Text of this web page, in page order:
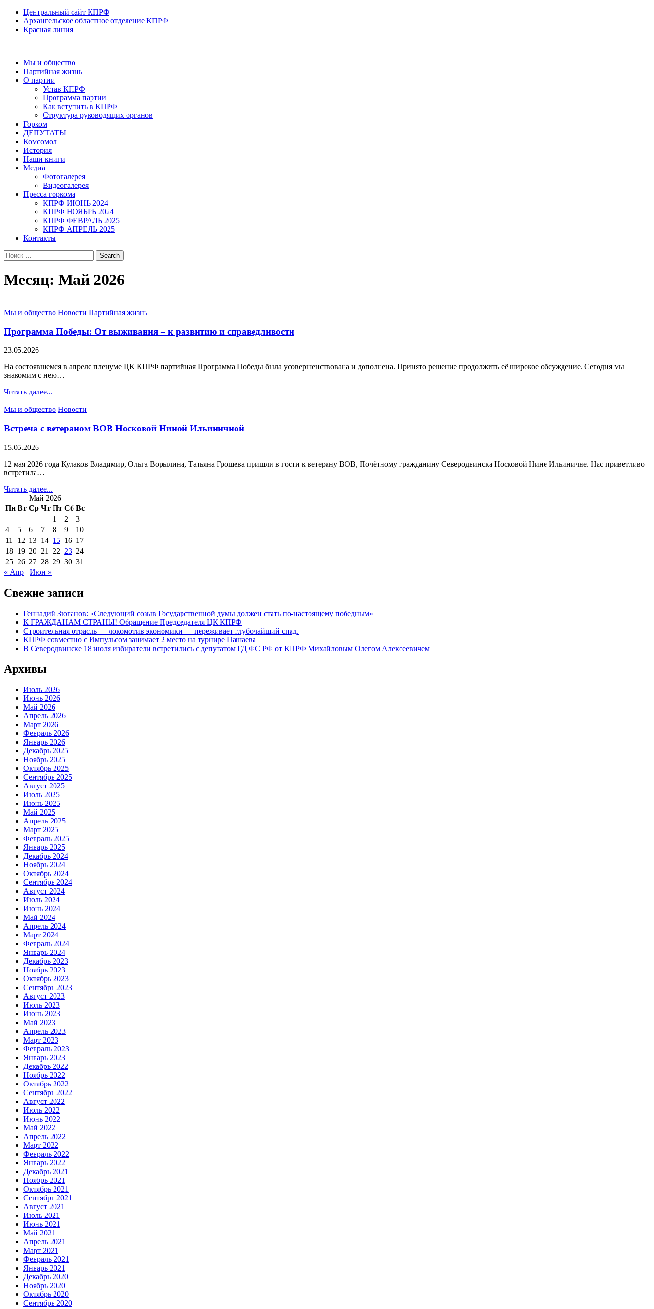
Центральный сайт КПРФ
Архангельское областное отделение КПРФ
Красная линия
Мы и общество
Партийная жизнь
О партии
Устав КПРФ
Программа партии
Как вступить в КПРФ
Структура руководящих органов
Горком
ДЕПУТАТЫ
Комсомол
История
Наши книги
Медиа
Фотогалерея
Видеогалерея
Пресса горкома
КПРФ ИЮНЬ 2024
КПРФ НОЯБРЬ 2024
КПРФ ФЕВРАЛЬ 2025
КПРФ АПРЕЛЬ 2025
Контакты
Search
for:
Месяц: Май 2026
Posted
Мы и общество Новости Партийная жизнь
Программа Победы: От выживания – к развитию и справедливости
23.05.2026
На состоявшемся в апреле пленуме ЦК КПРФ партийная Программа Победы была усовершенствована и дополнена. Принято решение продолжить её широкое обсуждение. Сегодня мы
знакомим с нею…
Читать далее...
Posted
Мы и общество Новости
Встреча с ветераном ВОВ Носковой Ниной Ильиничной
15.05.2026
12 мая 2026 года Кулаков Владимир, Ольга Ворылина, Татьяна Грошева пришли в гости к ветерану ВОВ, Почётному гражданину Северодвинска Носковой Нине Ильиничне. Нас приветливо
встретила…
Читать далее...
Май 2026
Пн Вт Ср Чт Пт Сб Вс
1
2
3
4
5 6 7 8 9
10
11
12 13 14 15 16 17
18 19 20 21 22 23 24
25 26 27 28 29 30 31
« Апр
Июн »
Свежие записи
Геннадий Зюганов: «Следующий созыв Государственной думы должен стать по-настоящему победным»
К ГРАЖДАНАМ СТРАНЫ! Обращение Председателя ЦК КПРФ
Строительная отрасль — локомотив экономики — переживает глубочайший спад.
КПРФ совместно с Импульсом занимает 2 место на турнире Пашаева
В Северодвинске 18 июля избиратели встретились с депутатом ГД ФС РФ от КПРФ Михайловым Олегом Алексеевичем
Архивы
Июль 2026
Июнь 2026
Май 2026
Апрель 2026
Март 2026
Февраль 2026
Январь 2026
Декабрь 2025
Ноябрь 2025
Октябрь 2025
Сентябрь 2025
Август 2025
Июль 2025
Июнь 2025
Май 2025
Апрель 2025
Март 2025
Февраль 2025
Январь 2025
Декабрь 2024
Ноябрь 2024
Октябрь 2024
Сентябрь 2024
Август 2024
Июль 2024
Июнь 2024
Май 2024
Апрель 2024
Март 2024
Февраль 2024
Январь 2024
Декабрь 2023
Ноябрь 2023
Октябрь 2023
Сентябрь 2023
Август 2023
Июль 2023
Июнь 2023
Май 2023
Апрель 2023
Март 2023
Февраль 2023
Январь 2023
Декабрь 2022
Ноябрь 2022
Октябрь 2022
Сентябрь 2022
Август 2022
Июль 2022
Июнь 2022
Май 2022
Апрель 2022
Март 2022
Февраль 2022
Январь 2022
Декабрь 2021
Ноябрь 2021
Октябрь 2021
Сентябрь 2021
Август 2021
Июль 2021
Июнь 2021
Май 2021
Апрель 2021
Март 2021
Февраль 2021
Январь 2021
Декабрь 2020
Ноябрь 2020
Октябрь 2020
Сентябрь 2020